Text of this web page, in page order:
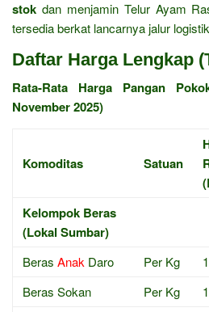
stok dan menjamin Telur Ayam
tersedia berkat lancarnya jalur
Daftar Harga Lengkap
Rata-Rata Harga Pangan
November 2025)
Komoditas Satuan
Kelompok Beras
(Lokal Sumbar)
Beras Anak Daro Per Kg
Beras Sokan
Per Kg